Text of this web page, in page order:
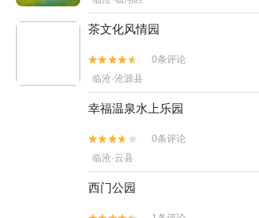
茶文化风情园


0条评论
临沧·沧源县
幸福温泉水上乐园


0条评论
临沧·云县
西门公园